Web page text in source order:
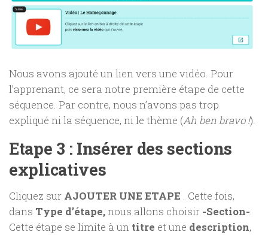
Nous avons ajouté un lien vers une vidéo. Pour
l’apprenant, ce sera notre première étape de cette
séquence. Par contre, nous n’avons pas trop
expliqué ni la séquence, ni le thème (Ah ben bravo !).
Etape 3 : Insérer des sections
explicatives
Cliquez sur AJOUTER UNE ETAPE . Cette fois,
dans Type d’étape,nous allons choisir -Section-.
Cette étape se limite à un titre et une description,